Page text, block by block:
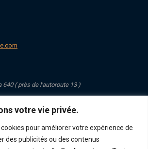
votre vie privée.
pour améliorer votre expérience de
des publicités ou des contenus
640 ( près de l'autoroute 13 )